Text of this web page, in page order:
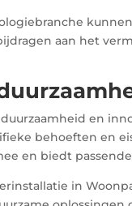
aan het
en
behoeften en
en biedt
in